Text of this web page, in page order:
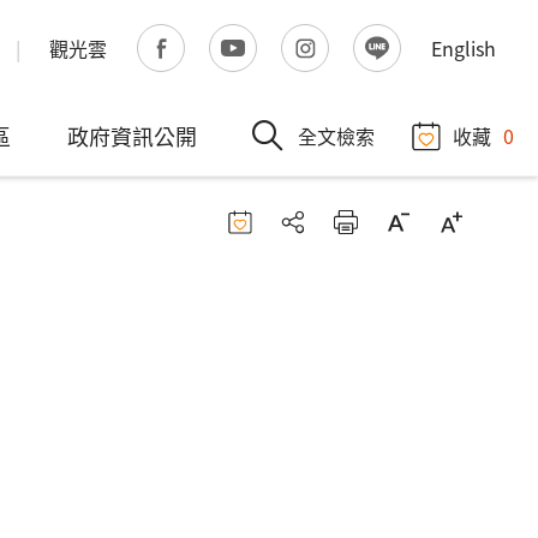
觀光雲 English
政府資訊公開 全文檢索 收藏 0